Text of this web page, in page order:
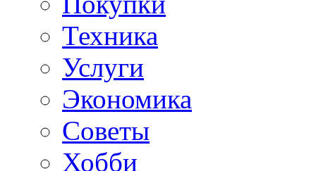
Техника
Услуги
Экономика
Советы
Хобби